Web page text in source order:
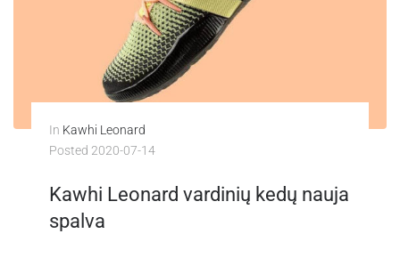
In Kawhi Leonard
Posted 2020-07-14
Kawhi Leonard vardinių kedų nauja
spalva